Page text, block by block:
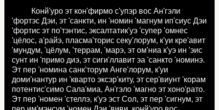
Конй'уро эт кон'фирмо с'упэр вос Ан'гэли
'фортэс Дэи, эт 'санкти, ин 'номин 'магнум ип'сиус Дэи
'фортис эт по'тэнтис, эксалтатик'уэ 'супер 'омнес
'цёлос, а'райэ, пласма'торис секу'лорум, к'уи кре'авит
'мундум, 'цёлум, 'террам, 'марэ, эт ом'ниа к'уэ ин 'эис
сунт ин 'примо диэ, эт сиги'ллавит эа 'санкто 'номинэ.
Эт пер 'номина санк'торум Анге'лорум, к'уи
доми'нантур ин 'кварто эксэр'киту, эт сер'виунт 'корам
потентис'симо Сала'миа, Ан'гэло 'магно эт хоно'рато.
Эт пер 'номен 'стеллэ, к'уэ эст Сол, эт пер 'сигнум, эт